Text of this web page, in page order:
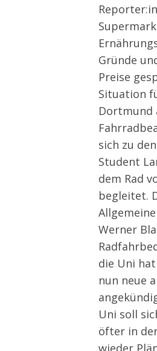
Gründe
Preise
Situation
Dortmund
sich zu
Student
dem Rad
begleitet.
Werner
die Uni
nun neue
Uni soll
öfter in
wieder